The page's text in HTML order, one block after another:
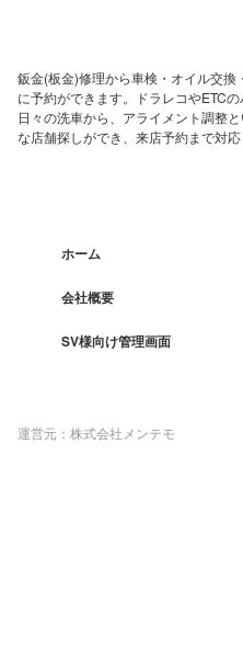
鈑金(板金)修理から車検・オイル交
に予約ができます。ドラレコやETC
日々の洗車から、アライメント調整
な店舗探しができ、来店予約まで対応
ホーム
会社概要
SV様向け管理画面
運営元：株式会社メンテモ